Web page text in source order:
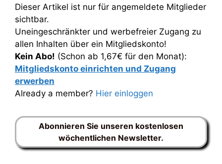
Dieser Artikel ist nur für angemeldete Mitglieder
sichtbar.
Uneingeschränkter und werbefreier Zugang zu
allen Inhalten über ein Mitgliedskonto!
Kein Abo! (Schon ab 1,67€ für den Monat):
Mitgliedskonto einrichten und Zugang
erwerben
Already a member? Hier einloggen
Abonnieren Sie unseren kostenlosen
wöchentlichen Newsletter.